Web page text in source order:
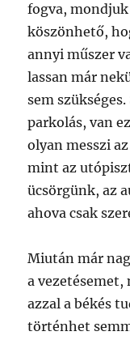
fogva,
köszönhető,
annyi műszer
lassan már
sem
parkolás, van
olyan messzi
mint az
ücsörgünk, az
ahova csak
Miután már
a vezetésemet,
azzal a békés
történhet